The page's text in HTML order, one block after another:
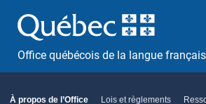
Office québécois de la langue
À propos de l’Office Lois et règlements